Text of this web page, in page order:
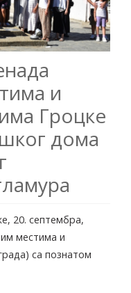
и
Гроцке
дома
20. септембра,
местима и
са познатом